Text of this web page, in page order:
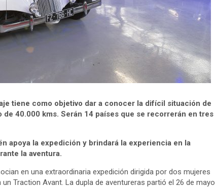
tiene como objetivo dar a conocer la difícil situación de
40.000 kms. Serán 14 países que se recorrerán en tres
apoya la expedición y brindará la experiencia en la
la aventura.
en una extraordinaria expedición dirigida por dos mujeres
Traction Avant. La dupla de aventureras partió el 26 de mayo